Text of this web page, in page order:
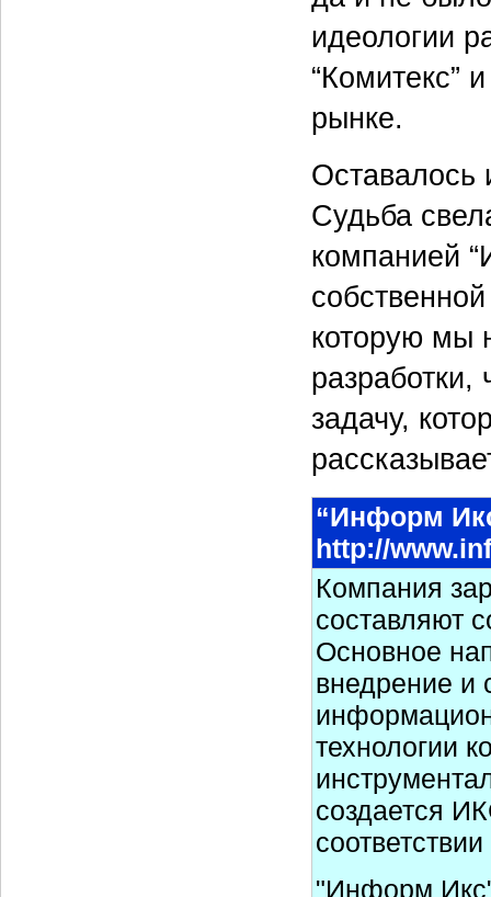
идеологии
“Комитекс”
рынке.
Оставалось
Судьба
компанией
которую мы
задачу,
“Информ
http://
Компания
составляют
Основное
внедрение и
технологии
создается
"Информ Икс"